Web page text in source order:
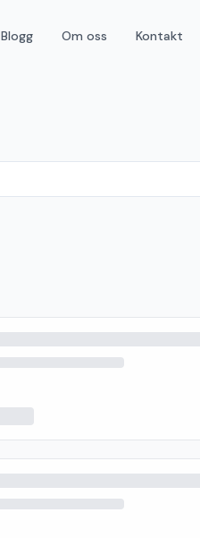
Blogg Om oss Kontakt